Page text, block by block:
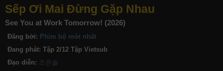
Sếp Ơi Mai Đừng Gặp Nhau
See You at Work Tomorrow! (2026)
Đăng bởi: Phim bộ mới nhất
Đang phát: Tập 2/12 Tập Vietsub
Đạo diễn: 조은솔